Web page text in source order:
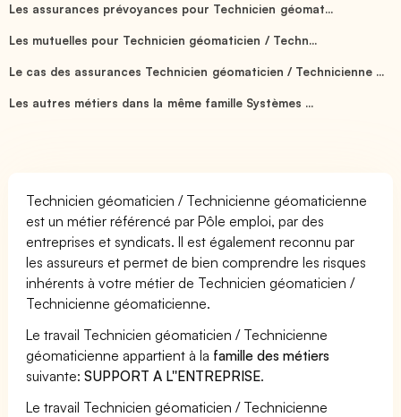
Les assurances prévoyances pour Technicien géomat...
Les mutuelles pour Technicien géomaticien / Techn...
Le cas des assurances Technicien géomaticien / Technicienne ...
Les autres métiers dans la même famille Systèmes ...
Technicien géomaticien / Technicienne géomaticienne
est un métier référencé par Pôle emploi, par des
entreprises et syndicats. Il est également reconnu par
les assureurs et permet de bien comprendre les risques
inhérents à votre métier de Technicien géomaticien /
Technicienne géomaticienne.
Le travail Technicien géomaticien / Technicienne
géomaticienne appartient à la famille des métiers
suivante:SUPPORT A L''ENTREPRISE.
Le travail Technicien géomaticien / Technicienne